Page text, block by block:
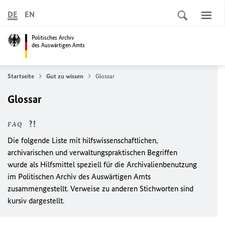
Politisches Archiv
des Auswärtigen Amts
DE EN
Startseite Gut zu wissen Glossar
Glossar
FAQ
Die folgende Liste mit hilfswissenschaftlichen,
archivarischen und verwaltungspraktischen Begriffen
wurde als Hilfsmittel speziell für die Archivalienbenutzung
im Politischen Archiv des Auswärtigen Amts
zusammengestellt. Verweise zu anderen Stichworten sind
kursiv dargestellt.